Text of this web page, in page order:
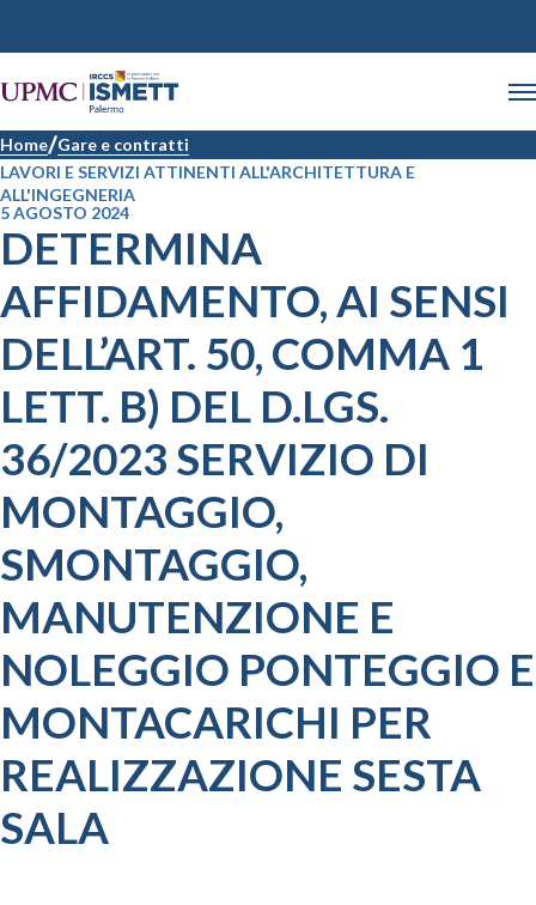
Home Gare e contratti
LAVORI E SERVIZI ATTINENTI ALL'ARCHITETTURA E
ALL'INGEGNERIA
5 AGOSTO 2024
DETERMINA
AFFIDAMENTO, AI SENSI
DELL’ART. 50, COMMA 1
LETT. B) DEL D.LGS.
36/2023 SERVIZIO DI
MONTAGGIO,
SMONTAGGIO,
MANUTENZIONE E
NOLEGGIO PONTEGGIO E
MONTACARICHI PER
REALIZZAZIONE SESTA
SALA